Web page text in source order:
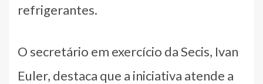
refrigerantes.
O secretário em exercício da Secis, Ivan
Euler, destaca que a iniciativa atende a